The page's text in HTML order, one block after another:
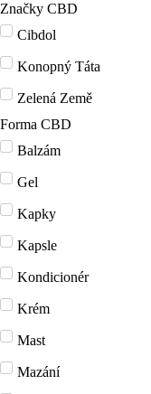
Značky CBD
Cibdol
Konopný Táta
Zelená Země
Forma CBD
Balzám
Gel
Kapky
Kapsle
Kondicionér
Krém
Mast
Mazání